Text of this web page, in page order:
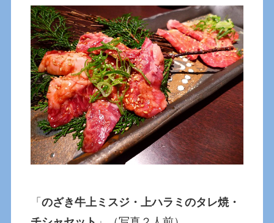
「のざき牛上ミスジ・上ハラミのタレ焼・